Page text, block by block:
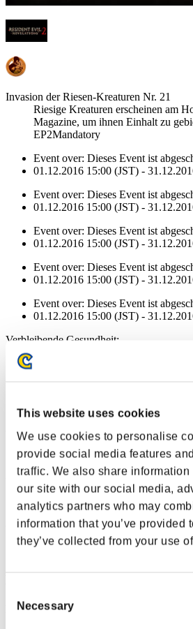
This website uses cookies
We use cookies to personalise
provide social media features
traffic. We also share
our site with our social media,
analytics partners who may
information that you’ve provided
they’ve collected from your use
Selection
Necessary
Invasion der Riesen-Kreaturen Nr. 21
Riesige Kreaturen erscheinen am
Magazine, um ihnen Einhalt zu
EP2Mandatory
Event over: Dieses Event ist
01.12.2016 15:00 (JST) -
Event over: Dieses Event ist
01.12.2016 15:00 (JST) -
Event over: Dieses Event ist
01.12.2016 15:00 (JST) -
Event over: Dieses Event ist
01.12.2016 15:00 (JST) -
Event over: Dieses Event ist
01.12.2016 15:00 (JST) -
Verbleibende Gesundheit:
Surtr100%
Verbleibende Gesundheit:
Surtr100%
Verbleibende Gesundheit:
Surtr100%
Verbleibende Gesundheit:
Nach Leistung